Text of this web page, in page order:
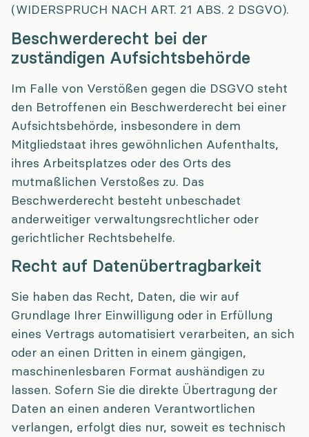
(WIDERSPRUCH NACH ART. 21 ABS. 2 DSGVO).
Beschwerde­recht bei der
zuständigen Aufsichts­behörde
Im Falle von Verstößen gegen die DSGVO steht
den Betroffenen ein Beschwerderecht bei einer
Aufsichtsbehörde, insbesondere in dem
Mitgliedstaat ihres gewöhnlichen Aufenthalts,
ihres Arbeitsplatzes oder des Orts des
mutmaßlichen Verstoßes zu. Das
Beschwerderecht besteht unbeschadet
anderweitiger verwaltungsrechtlicher oder
gerichtlicher Rechtsbehelfe.
Recht auf Daten­übertrag­barkeit
Sie haben das Recht, Daten, die wir auf
Grundlage Ihrer Einwilligung oder in Erfüllung
eines Vertrags automatisiert verarbeiten, an sich
oder an einen Dritten in einem gängigen,
maschinenlesbaren Format aushändigen zu
lassen. Sofern Sie die direkte Übertragung der
Daten an einen anderen Verantwortlichen
verlangen, erfolgt dies nur, soweit es technisch